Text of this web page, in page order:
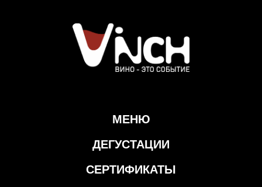
МЕНЮ
ДЕГУСТАЦИИ
СЕРТИФИКАТЫ